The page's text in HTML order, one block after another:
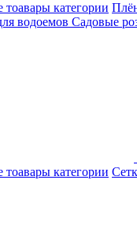
тоавары категории
водоемов Садовые
тоавары категории